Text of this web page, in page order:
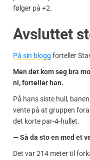
følger på +2.
Avsluttet
På sin blogg forteller
Men det kom seg bra
ni, forteller han.
På hans siste hull,
vente på at gruppen
det korte par-4-hullet.
— Så da sto en med et
Det var 214 meter til